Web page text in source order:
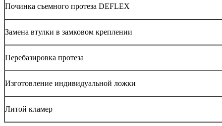
Починка съемного протеза DEFLEX
Замена втулки в замковом креплении
Перебазировка протеза
Изготовление индивидуальной ложки
Литой кламер